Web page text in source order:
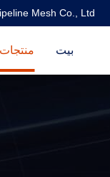
Mesh Co., Ltd
بيت منتجات